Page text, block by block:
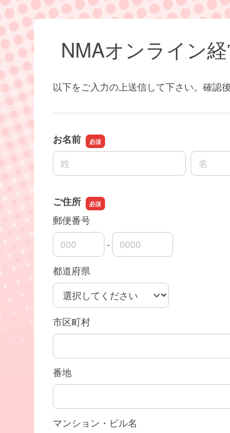
NMAオンライン
以下をご入力の上送信して下さい。確認
お名前
名前の姓
名前の名
ご住所
郵便番号
郵便番号の上3桁
-
郵便番号の下4桁
都道府県
市区町村
番地
マンション・ビル名